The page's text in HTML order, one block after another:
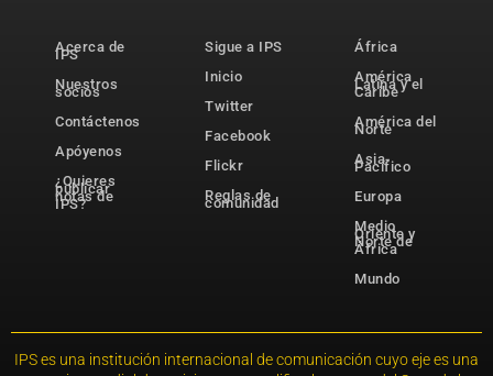
Acerca de
IPS
Nuestros
socios
Contáctenos
Apóyenos
¿Quieres
publicar
notas de
IPS?
Sigue a IPS
Inicio
Twitter
Facebook
Flickr
Reglas de
comunidad
África
América
Latina y el
Caribe
América del
Norte
Asia-
Pacífico
Europa
Medio
Oriente y
Norte de
África
Mundo
IPS es una institución internacional de comunicación cuyo eje es una